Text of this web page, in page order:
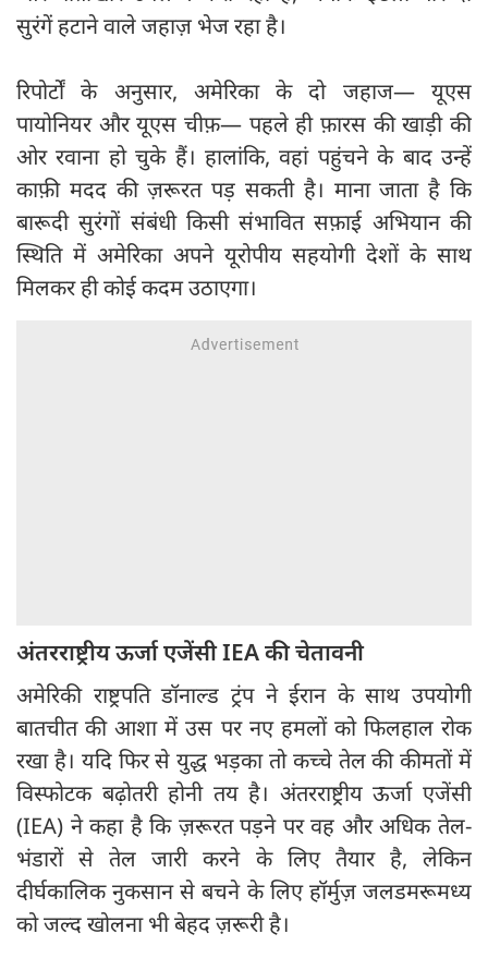
सुरंगें हटाने वाले जहाज़ भेज रहा है।
रिपोर्टों के अनुसार, अमेरिका के दो जहाज— यूएस
पायोनियर और यूएस चीफ़— पहले ही फ़ारस की खाड़ी की
ओर रवाना हो चुके हैं। हालांकि, वहां पहुंचने के बाद उन्हें
काफ़ी मदद की ज़रूरत पड़ सकती है। माना जाता है कि
बारूदी सुरंगों संबंधी किसी संभावित सफ़ाई अभियान की
स्थिति में अमेरिका अपने यूरोपीय सहयोगी देशों के साथ
मिलकर ही कोई कदम उठाएगा।
अंतरराष्ट्रीय ऊर्जा एजेंसी IEA की चेतावनी
अमेरिकी राष्ट्रपति डॉनाल्ड ट्रंप ने ईरान के साथ उपयोगी
बातचीत की आशा में उस पर नए हमलों को फिलहाल रोक
रखा है। यदि फिर से युद्ध भड़का तो कच्चे तेल की कीमतों में
विस्फोटक बढ़ोतरी होनी तय है। अंतरराष्ट्रीय ऊर्जा एजेंसी
(IEA) ने कहा है कि ज़रूरत पड़ने पर वह और अधिक तेल-
भंडारों से तेल जारी करने के लिए तैयार है, लेकिन
दीर्घकालिक नुकसान से बचने के लिए हॉर्मुज़ जलडमरूमध्य
को जल्द खोलना भी बेहद ज़रूरी है।